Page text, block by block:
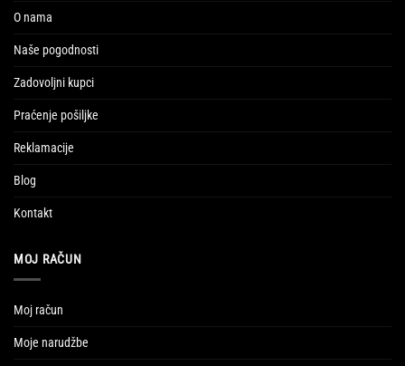
O nama
Naše pogodnosti
Zadovoljni kupci
Praćenje pošiljke
Reklamacije
Blog
Kontakt
MOJ RAČUN
Moj račun
Moje narudžbe